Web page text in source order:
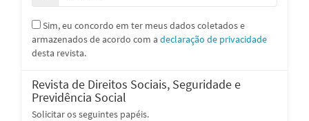
armazenados de acordo com a declaração de privacidade
desta revista.
Revista de Direitos Sociais, Seguridade e
Previdência Social
Solicitar os seguintes papéis.